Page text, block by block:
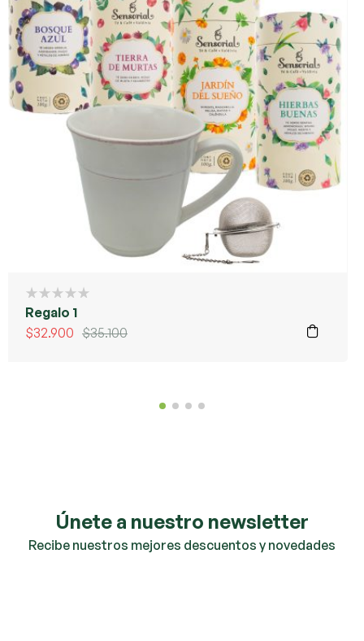
Regalo 1
$35.100
$32.900
Únete a nuestro newsletter
Recibe nuestros mejores descuentos y novedades